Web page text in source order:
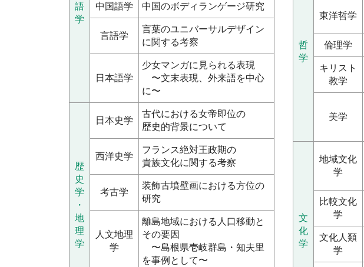
語
学
中国語学 中国のボディランゲージ研究
言語学
言葉のユニバーサルデザイン
に関する考察
日本語学
少女マンガに見られる表現
〜文末表現、外来語を中心
に〜
歴
史
学
・
地
理
学
日本史学
古代における女帝即位の
歴史的背景について
西洋史学
フランス絶対王政期の
貴族文化に関する考察
考古学
装飾古墳壁画における方位の
研究
人文地理
学
離島地域における人口移動と
その要因
〜島根県壱岐群島・知夫里
を事例として〜
哲
学
東洋哲学
倫理学
キリスト
教学
美学
文
化
学
地域文化
学
比較文化
学
文化人類
学